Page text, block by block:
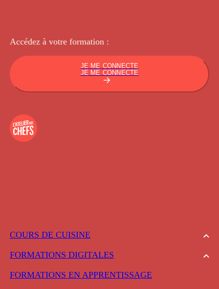
COURS DE CUISINE
FORMATIONS DIGITALES
FORMATIONS EN APPRENTISSAGE
Accédez à votre formation :
JE ME CONNECTE
JE ME CONNECTE